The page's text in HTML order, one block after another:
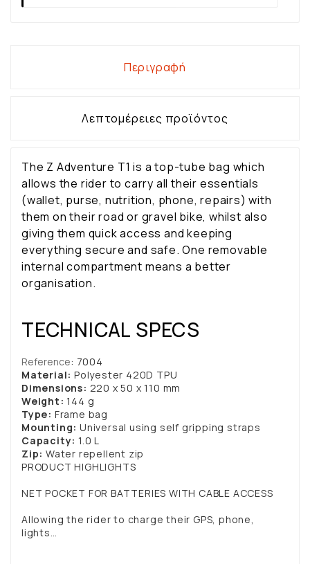
Περιγραφή
Λεπτομέρειες προϊόντος
The Z Adventure T1 is a top-tube bag which
allows the rider to carry all their essentials
(wallet, purse, nutrition, phone, repairs) with
them on their road or gravel bike, whilst also
giving them quick access and keeping
everything secure and safe. One removable
internal compartment means a better
organisation.
TECHNICAL SPECS
Reference: 7004
Material: Polyester 420D TPU
Dimensions: 220 x 50 x 110 mm
Weight: 144 g
Type: Frame bag
Mounting: Universal using self gripping straps
Capacity: 1.0 L
Zip: Water repellent zip
PRODUCT HIGHLIGHTS
NET POCKET FOR BATTERIES WITH CABLE ACCESS
Allowing the rider to charge their GPS, phone,
lights…